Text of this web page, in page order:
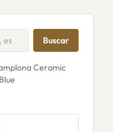
Buscar
Ceramic